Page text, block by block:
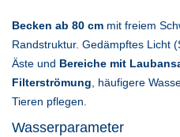
Becken ab 80 cm mit freiem
Randstruktur. Gedämpftes Licht
Äste und Bereiche mit
Filterströmung, häufigere
Tieren pflegen.
Wasserparameter